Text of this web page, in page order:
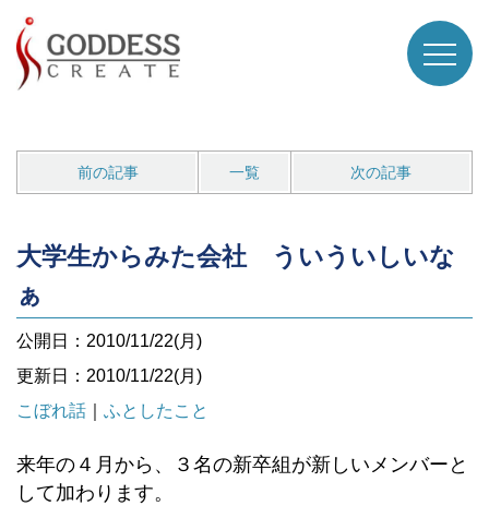
前の記事 一覧 次の記事
大学生からみた会社 ういういしいな
ぁ
公開日：2010/11/22(月)
更新日：2010/11/22(月)
こぼれ話
ふとしたこと
来年の４月から、３名の新卒組が新しいメンバーと
して加わります。